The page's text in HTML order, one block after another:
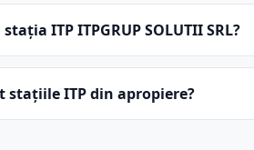
ITP ITPGRUP SOLUTII SRL?
stațiile ITP din apropiere?